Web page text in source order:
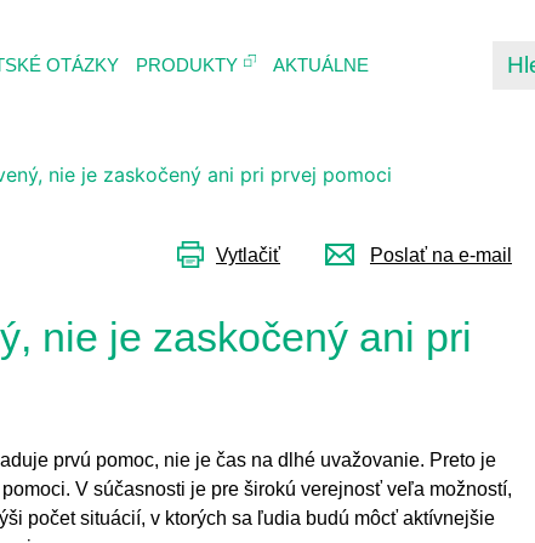
main
OTÁZKY PRODUKTY AKTUÁLNE
ŠTÝL
nie je zaskočený ani pri prvej pomoci
Vytlačiť Poslať na e-mail
nie je zaskočený ani pri
prvú pomoc, nie je čas na dlhé uvažovanie. Preto je
V súčasnosti je pre širokú verejnosť veľa možností,
počet situácií, v ktorých sa ľudia budú môcť aktívnejšie